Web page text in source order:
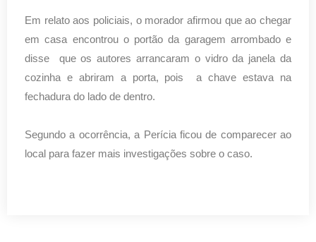
Em relato aos policiais, o morador afirmou que ao chegar
em casa encontrou o portão da garagem arrombado e
disse que os autores arrancaram o vidro da janela da
cozinha e abriram a porta, pois a chave estava na
fechadura do lado de dentro.
Segundo a ocorrência, a Perícia ficou de comparecer ao
local para fazer mais investigações sobre o caso.